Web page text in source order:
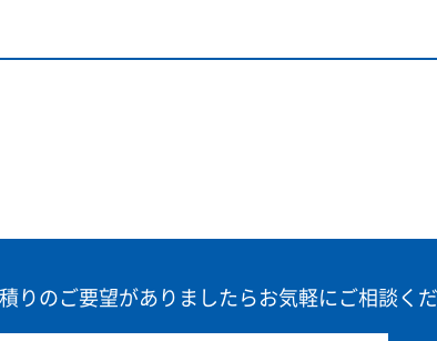
りのご要望がありましたらお気軽にご相談くだ